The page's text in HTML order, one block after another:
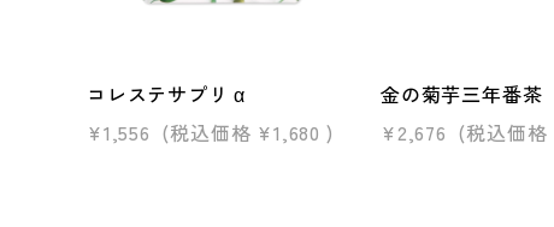
コレステサプリ α
¥1,556 (税込価格 ¥1,680 )
金の菊芋三年番茶
¥2,676 (税込価格